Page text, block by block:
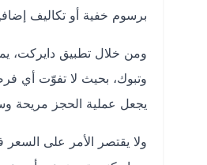
برسوم خفية أو تكاليف
ومن خلال تطبيق دايركت،
وتبوك، بحيث لا تفوّت أي
يجعل عملية الحجز مريحة
ولا يقتصر الأمر على